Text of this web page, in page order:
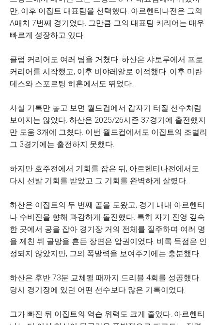
만, 이후 이집트 대표팀을 선택했다. 아르헨티나전은 그의
A매치 7번째 경기였다. 그만큼 그의 대표팀 커리어는 매우
빠르게 성장하고 있다.
클럽 커리어도 여러 팀을 거쳤다. 하산은 샤토루에서 프로
커리어를 시작했고, 이후 비야레알로 이적했다. 이후 미란
데스와 스포르팅 히혼에서도 뛰었다.
사실 기록만 놓고 보면 월드컵에서 갑자기 터질 선수처럼
보이지는 않았다. 하산은 2025/26시즌 37경기에 출전했지
만 도움 3개에 그쳤다. 이번 월드컵에서도 이집트의 조별리
그 3경기에는 출전하지 못했다.
하지만 호주전에서 기회를 잡은 뒤, 아르헨티나전에서도
다시 선발 기회를 받았고 그 기회를 완벽하게 살렸다.
하산은 이집트의 두 번째 골을 도왔고, 경기 내내 아르헨티
나 수비진을 향해 과감하게 돌진했다. 특히 자기 진영 깊숙
한 곳에서 공을 잡아 경기장 거의 전체를 질주하며 여러 명
을 제친 뒤 골망을 흔든 장면은 압권이었다. 비록 득점은 인
정되지 않았지만, 그의 폭발력을 보여주기에는 충분했다.
하산은 후반 73분 교체될 때까지 드리블 4회를 성공했다.
당시 경기장에 있던 어떤 선수보다 많은 기록이었다.
그가 빠진 뒤 이집트의 역습 위력도 크게 줄었다. 아르헨티